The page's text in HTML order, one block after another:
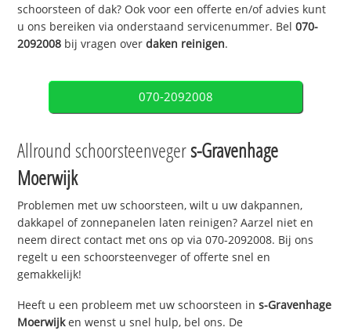
schoorsteen of dak? Ook voor een offerte en/of advies kunt
u ons bereiken via onderstaand servicenummer. Bel070-
2092008 bij vragen overdaken reinigen.
070-2092008
Allround schoorsteenvegers-Gravenhage
Moerwijk
Problemen met uw schoorsteen, wilt u uw dakpannen,
dakkapel of zonnepanelen laten reinigen? Aarzel niet en
neem direct contact met ons op via 070-2092008. Bij ons
regelt u een schoorsteenveger of offerte snel en
gemakkelijk!
Heeft u een probleem met uw schoorsteen ins-Gravenhage
Moerwijken wenst u snel hulp, bel ons. De